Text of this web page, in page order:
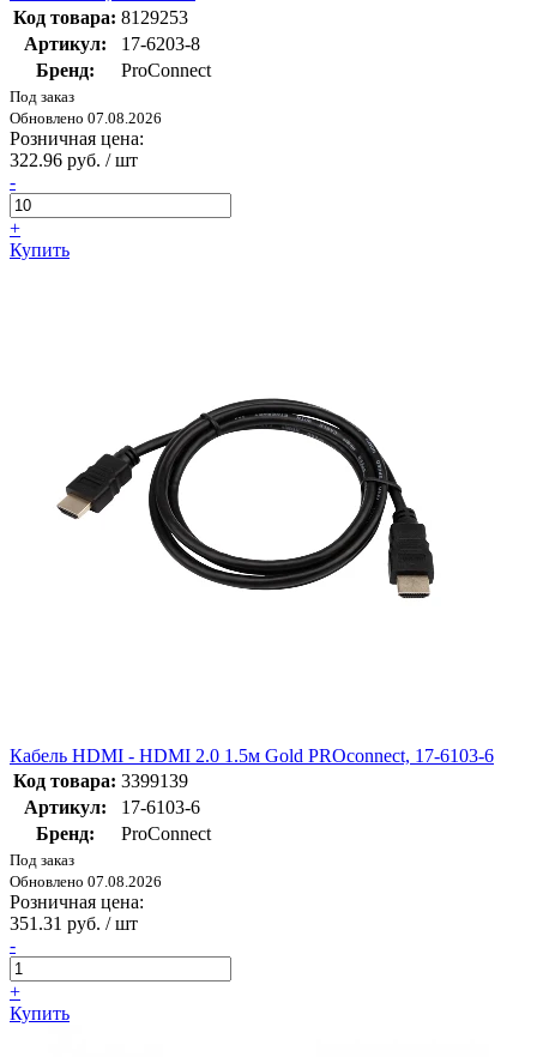
Код товара: 8129253
Артикул:
17-6203-8
Бренд:
ProConnect
Под заказ
Обновлено 07.08.2026
Розничная цена:
322.96 руб. / шт
-
+
Купить
Кабель HDMI - HDMI 2.0 1.5м Gold PROconnect, 17-6103-6
Код товара: 3399139
Артикул:
17-6103-6
Бренд:
ProConnect
Под заказ
Обновлено 07.08.2026
Розничная цена:
351.31 руб. / шт
-
+
Купить